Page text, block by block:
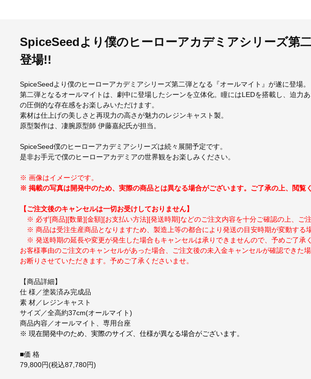
SpiceSeedより僕のヒーローアカデミアシリーズ第
登場!!
SpiceSeedより僕のヒーローアカデミアシリーズ第二弾となる『オールマイト』が遂に登場。
第二弾となるオールマイトは、劇中に登場したシーンを立体化。瞳にはLEDを搭載し、迫力
の圧倒的な存在感をお楽しみいただけます。
素材は仕上げの美しさと再現力の高さが魅力のレジンキャスト製。
原型製作は、凄腕原型師 伊藤嘉紀氏が担当。
SpiceSeed僕のヒーローアカデミアシリーズは続々展開予定です。
是非お手元で僕のヒーローアカデミアの世界観をお楽しみください。
※ 画像はイメージです。
※ 掲載の写真は開発中のため、実際の商品とは異なる場合がございます。ご了承の上、閲覧く
【ご注文後のキャンセルは一切お受けしておりません】
※ 必ず[商品][数量][金額][お支払い方法][発送時期]などのご注文内容を十分ご確認の上、ご注
※ 商品は受注生産商品となりますため、製造上等の都合により発送の目安時期が変動する
※ 発送時期の延長や変更が発生した場合もキャンセルは承りできませんので、予めご了承く
お客様事由のご注文のキャンセルがあった場合、ご注文後の未入金キャンセルが確認できた
お断りさせていただきます。予めご了承くださいませ。
【商品詳細】
仕 様／塗装済み完成品
素 材／レジンキャスト
サイズ／全高約37cm(オールマイト)
商品内容／オールマイト、専用台座
※ 現在開発中のため、実際のサイズ、仕様が異なる場合がございます。
■価 格
79,800円(税込87,780円)